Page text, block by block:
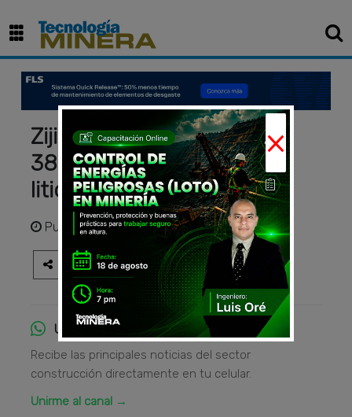
Zijin Mining invertirá US$
380 millones en planta de
litio en Argentina
Publicadohace 4 años
Únete al canal de WhatsApp
Recibe las principales noticias del sector
construcción directamente en tu celular.
Unirme al canal →
×